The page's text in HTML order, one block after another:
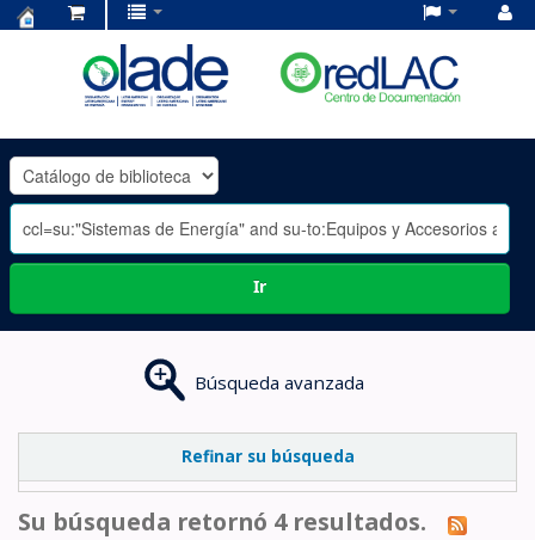
OLADE
-
Ir
Búsqueda avanzada
Refinar su búsqueda
Su búsqueda retornó 4 resultados.